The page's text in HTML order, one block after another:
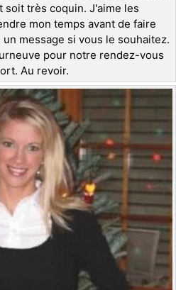
soit très coquin. J'aime les
mon temps avant de faire
message si vous le souhaitez.
pour notre rendez-vous
Au revoir.